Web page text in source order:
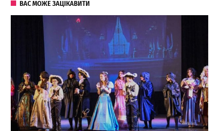
ВАС МОЖЕ ЗАЦІКАВИТИ